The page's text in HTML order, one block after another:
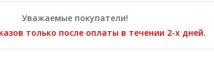
Уважаемые покупатели!
только после оплаты в течении 2-х дней.